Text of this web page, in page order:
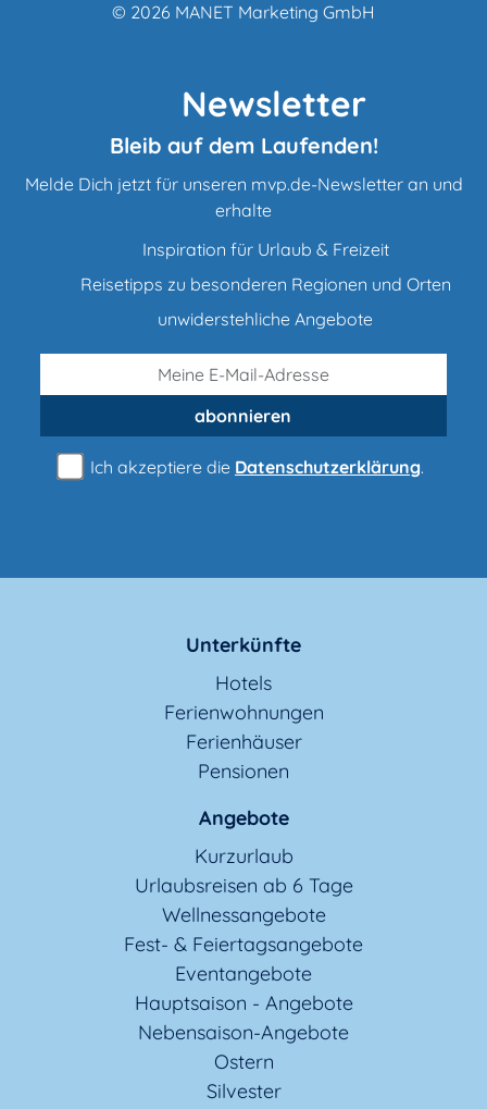
© 2026 MANET Marketing GmbH
Newsletter
Bleib auf dem Laufenden!
Melde Dich jetzt für unseren mvp.de-Newsletter an und
erhalte
Inspiration für Urlaub & Freizeit
Reisetipps zu besonderen Regionen und Orten
unwiderstehliche Angebote
abonnieren
Ich akzeptiere die Datenschutzerklärung.
Unterkünfte
Hotels
Ferienwohnungen
Ferienhäuser
Pensionen
Angebote
Kurzurlaub
Urlaubsreisen ab 6 Tage
Wellnessangebote
Fest- & Feiertagsangebote
Eventangebote
Hauptsaison - Angebote
Nebensaison-Angebote
Ostern
Silvester